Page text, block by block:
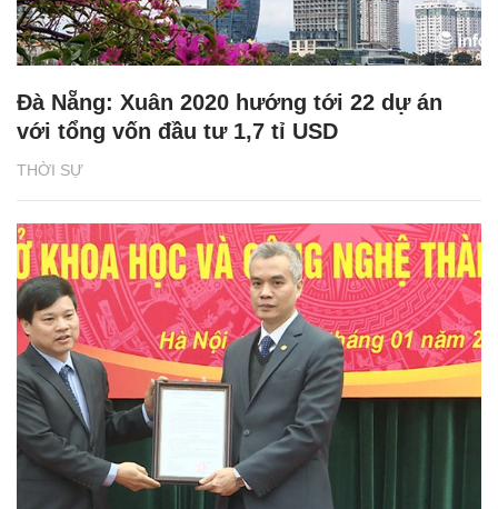
THỜI SỰ
Đà Nẵng: Xuân 2020 hướng tới 22 dự án
với tổng vốn đầu tư 1,7 tỉ USD